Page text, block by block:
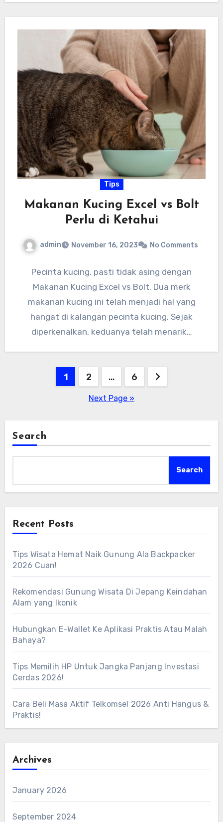
Tips
Makanan Kucing Excel vs Bolt
Perlu di Ketahui
admin November 16, 2023 No Comments
Pecinta kucing, pasti tidak asing dengan
Makanan Kucing Excel vs Bolt. Dua merk
makanan kucing ini telah menjadi hal yang
hangat di kalangan pecinta kucing. Sejak
diperkenalkan, keduanya telah menarik…
1 2 … 6
Next Page »
Search
Search
Recent Posts
Tips Wisata Hemat Naik Gunung Ala Backpacker
2026 Cuan!
Rekomendasi Gunung Wisata Di Jepang Keindahan
Alam yang Ikonik
Hubungkan E-Wallet Ke Aplikasi Praktis Atau Malah
Bahaya?
Tips Memilih HP Untuk Jangka Panjang Investasi
Cerdas 2026!
Cara Beli Masa Aktif Telkomsel 2026 Anti Hangus &
Praktis!
Archives
January 2026
September 2024